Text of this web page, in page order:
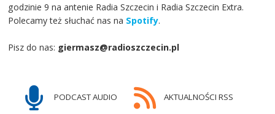
godzinie 9 na antenie Radia Szczecin i Radia Szczecin Extra.
Polecamy też słuchać nas na Spotify.
Pisz do nas: giermasz@radioszczecin.pl
PODCAST AUDIO AKTUALNOŚCI RSS